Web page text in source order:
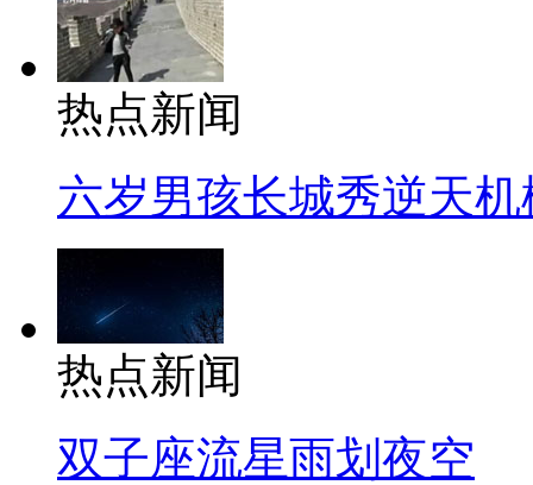
热点新闻
六岁男孩长城秀逆天机
热点新闻
双子座流星雨划夜空